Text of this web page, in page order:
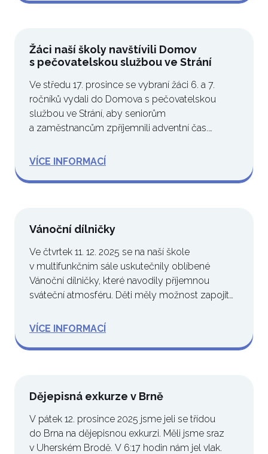
Žáci naší školy navštívili Domov
s pečovatelskou službou ve Strání
Ve středu 17. prosince se vybraní žáci 6. a 7.
ročníků vydali do Domova s pečovatelskou
službou ve Strání, aby seniorům
a zaměstnancům zpříjemnili adventní čas.
VÍCE INFORMACÍ
Vánoční dílničky
Ve čtvrtek 11. 12. 2025 se na naší škole
v multifunkčním sále uskutečnily oblíbené
Vánoční dílničky, které navodily příjemnou
sváteční atmosféru. Děti měly možnost zapojit
VÍCE INFORMACÍ
Dějepisná exkurze v Brně
V pátek 12. prosince 2025 jsme jeli se třídou
do Brna na dějepisnou exkurzi. Měli jsme sraz
v Uherském Brodě. V 6:17 hodin nám jel vlak.